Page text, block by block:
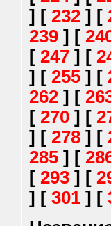
] [ 232 ] [
239 ] [
[ 247 ] [
] [ 255 ] [
262 ] [
[ 270 ] [
] [ 278 ] [
285 ] [
[ 293 ] [
] [ 301 ] [